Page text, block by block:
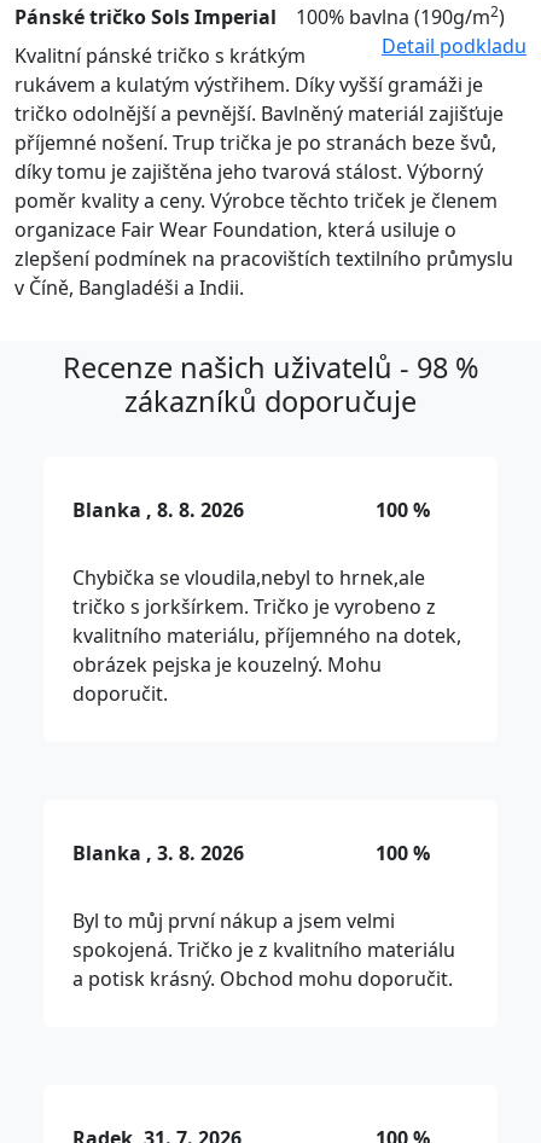
Pánské tričko Sols Imperial 100% bavlna (190g/m2)
Detail podkladu
Kvalitní pánské tričko s krátkým
rukávem a kulatým výstřihem. Díky vyšší gramáži je
tričko odolnější a pevnější. Bavlněný materiál zajišťuje
příjemné nošení. Trup trička je po stranách beze švů,
díky tomu je zajištěna jeho tvarová stálost. Výborný
poměr kvality a ceny. Výrobce těchto triček je členem
organizace Fair Wear Foundation, která usiluje o
zlepšení podmínek na pracovištích textilního průmyslu
v Číně, Bangladéši a Indii.
Recenze našich uživatelů - 98 %
zákazníků doporučuje
Blanka , 8. 8. 2026 100 %
Chybička se vloudila,nebyl to hrnek,ale
tričko s jorkšírkem. Tričko je vyrobeno z
kvalitního materiálu, příjemného na dotek,
obrázek pejska je kouzelný. Mohu
doporučit.
Blanka , 3. 8. 2026 100 %
Byl to můj první nákup a jsem velmi
spokojená. Tričko je z kvalitního materiálu
a potisk krásný. Obchod mohu doporučit.